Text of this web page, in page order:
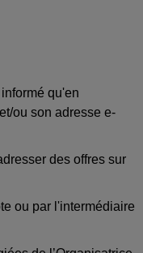
qu'en
ou son adresse e-
des offres sur
ou par l'intermédiaire